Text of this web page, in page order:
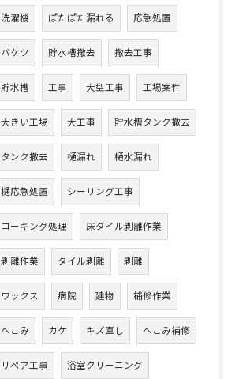
洗濯機 ぽたぽた漏れる 応急処置
バケツ 貯水槽撤去 撤去工事
貯水槽 工事 大型工事 工場案件
大きい工場 大工事 貯水槽タンク撤去
タンク撤去 樋漏れ 樋水漏れ
樋応急処置 シーリング工事
コーキング処理 床タイル剥離作業
剥離作業 タイル剥離 剥離
ワックス 病院 建物 補修作業
へこみ カケ キズ直し へこみ補修
リペア工事 浴室クリーニング